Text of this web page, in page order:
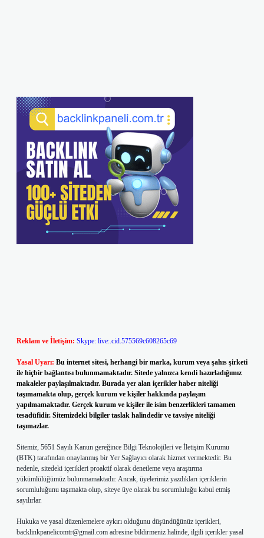
Reklam ve İletişim: Skype: live:.cid.575569c608265c69
Yasal Uyarı: Bu internet sitesi, herhangi bir marka, kurum veya şahıs şirketi
ile hiçbir bağlantısı bulunmamaktadır. Sitede yalnızca kendi hazırladığımız
makaleler paylaşılmaktadır. Burada yer alan içerikler haber niteliği
taşımamakta olup, gerçek kurum ve kişiler hakkında paylaşım
yapılmamaktadır. Gerçek kurum ve kişiler ile isim benzerlikleri tamamen
tesadüfidir. Sitemizdeki bilgiler taslak halindedir ve tavsiye niteliği
taşımazlar.
Sitemiz, 5651 Sayılı Kanun gereğince Bilgi Teknolojileri ve İletişim Kurumu
(BTK) tarafından onaylanmış bir Yer Sağlayıcı olarak hizmet vermektedir. Bu
nedenle, sitedeki içerikleri proaktif olarak denetleme veya araştırma
yükümlülüğümüz bulunmamaktadır. Ancak, üyelerimiz yazdıkları içeriklerin
sorumluluğunu taşımakta olup, siteye üye olarak bu sorumluluğu kabul etmiş
sayılırlar.
Hukuka ve yasal düzenlemelere aykırı olduğunu düşündüğünüz içerikleri,
backlinkpanelicomtr@gmail.com adresine bildirmeniz halinde, ilgili içerikler yasal